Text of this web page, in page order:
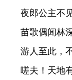
夜郎公主不
苗歌偶闻林
游人至此，
嗟夫！天地